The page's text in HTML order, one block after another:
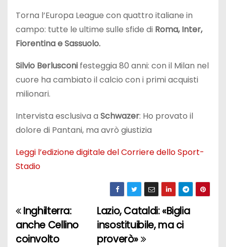
Torna l’Europa League con quattro italiane in
campo: tutte le ultime sulle sfide di Roma, Inter,
Fiorentina e Sassuolo.
Silvio Berlusconi festeggia 80 anni: con il Milan nel
cuore ha cambiato il calcio con i primi acquisti
milionari.
Intervista esclusiva a Schwazer: Ho provato il
dolore di Pantani, ma avrò giustizia
Leggi l’edizione digitale del Corriere dello Sport-
Stadio
N
a
Lazio, Cataldi: «Biglia
insostituibile, ma ci
proverò»
Inghilterra:
anche Cellino
coinvolto